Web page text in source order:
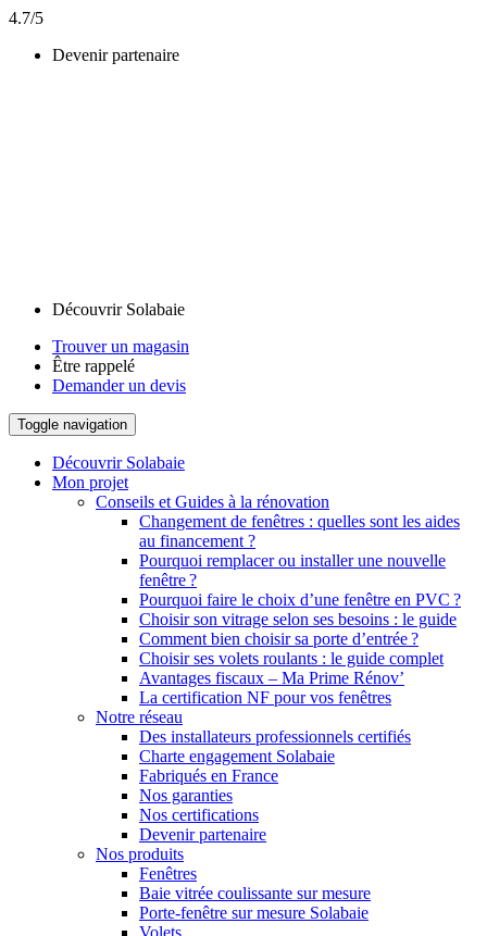
4.7/5
Devenir partenaire
Découvrir Solabaie
Trouver un magasin
Être rappelé
Demander un devis
Toggle navigation
Découvrir Solabaie
Mon projet
Conseils et Guides à la rénovation
Changement de fenêtres : quelles sont les aides
au financement ?
Pourquoi remplacer ou installer une nouvelle
fenêtre ?
Pourquoi faire le choix d’une fenêtre en PVC ?
Choisir son vitrage selon ses besoins : le guide
Comment bien choisir sa porte d’entrée ?
Choisir ses volets roulants : le guide complet
Avantages fiscaux – Ma Prime Rénov’
La certification NF pour vos fenêtres
Notre réseau
Des installateurs professionnels certifiés
Charte engagement Solabaie
Fabriqués en France
Nos garanties
Nos certifications
Devenir partenaire
Nos produits
Fenêtres
Baie vitrée coulissante sur mesure
Porte-fenêtre sur mesure Solabaie
Volets